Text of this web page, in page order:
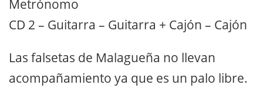
Metrónomo
CD 2 – Guitarra – Guitarra + Cajón – Cajón
Las falsetas de Malagueña no llevan
acompañamiento ya que es un palo libre.